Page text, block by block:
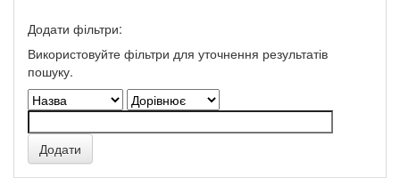
Додати фільтри:
Використовуйте фільтри для уточнення результатів
пошуку.